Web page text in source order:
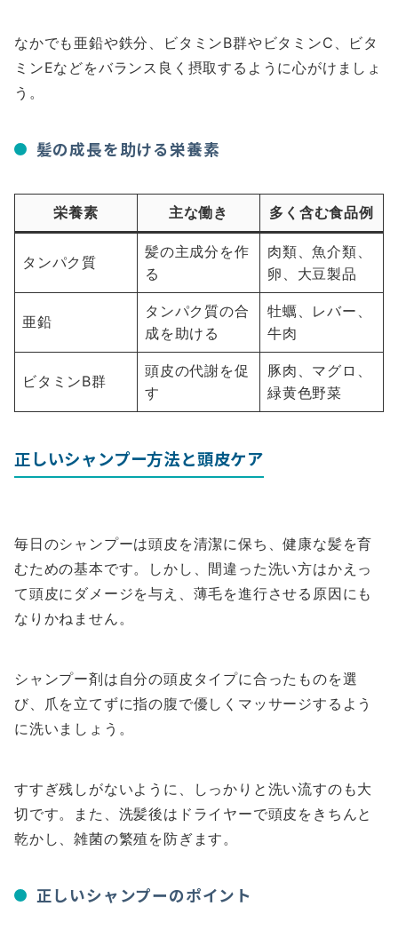
なかでも亜鉛や鉄分、ビタミンB群やビタミンC、ビタ
ミンEなどをバランス良く摂取するように心がけましょ
う。
髪の成長を助ける栄養素
栄養素 主な働き 多く含む食品例
タンパク質
髪の主成分を作
る
肉類、魚介類、
卵、大豆製品
亜鉛
タンパク質の合
成を助ける
牡蠣、レバー、
牛肉
ビタミンB群
頭皮の代謝を促
す
豚肉、マグロ、
緑黄色野菜
正しいシャンプー方法と頭皮ケア
毎日のシャンプーは頭皮を清潔に保ち、健康な髪を育
むための基本です。しかし、間違った洗い方はかえっ
て頭皮にダメージを与え、薄毛を進行させる原因にも
なりかねません。
シャンプー剤は自分の頭皮タイプに合ったものを選
び、爪を立てずに指の腹で優しくマッサージするよう
に洗いましょう。
すすぎ残しがないように、しっかりと洗い流すのも大
切です。また、洗髪後はドライヤーで頭皮をきちんと
乾かし、雑菌の繁殖を防ぎます。
正しいシャンプーのポイント